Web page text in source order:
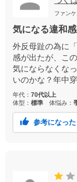
ファン
気になる違和
外反母趾の為に
感が出たが、こ
気にならなくな
いのかな？年中
年代： 70代以上
体型： 標準 体悩み：
参考になった